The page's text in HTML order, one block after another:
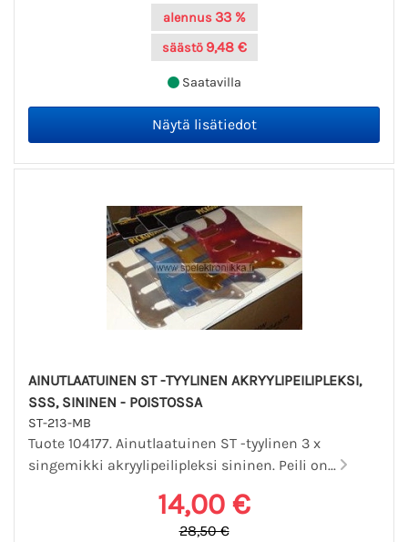
alennus 33 %
säästö 9,48 €
Saatavilla
AINUTLAATUINEN ST -TYYLINEN AKRYYLIPEILIPLEKSI,
SSS, SININEN - POISTOSSA
ST-213-MB
Tuote 104177. Ainutlaatuinen ST -tyylinen 3 x
singemikki akryylipeilipleksi sininen. Peili on...
14,00 €
28,50 €